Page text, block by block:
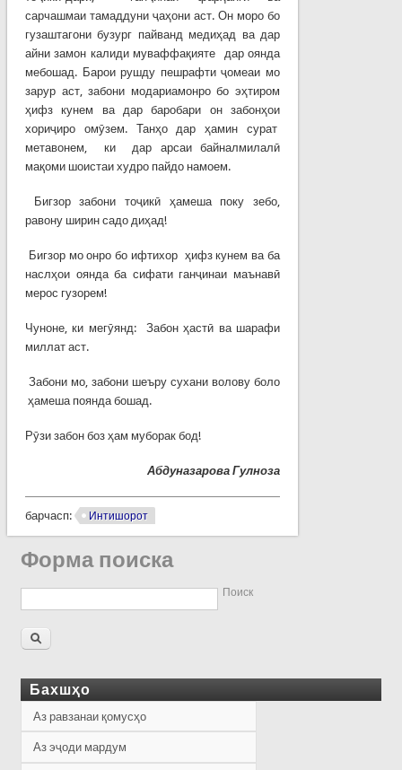
сарчашмаи тамаддуни ҷаҳони аст. Он моро бо
гузаштагони бузург пайванд медиҳад ва дар
айни замон калиди муваффақияте дар оянда
мебошад. Барои рушду пешрафти ҷомеаи мо
зарур аст, забони модариамонро бо эҳтиром
ҳифз кунем ва дар баробари он забонҳои
хориҷиро омӯзем. Танҳо дар ҳамин сурат
метавонем, ки дар арсаи байналмилалӣ
мақоми шоистаи худро пайдо намоем.
Бигзор забони тоҷикӣ ҳамеша поку зебо,
равону ширин садо диҳад!
Бигзор мо онро бо ифтихор ҳифз кунем ва ба
наслҳои оянда ба сифати ганҷинаи маънавӣ
мерос гузорем!
Чуноне, ки мегӯянд: Забон ҳастӣ ва шарафи
миллат аст.
Забони мо, забони шеъру сухани волову боло
ҳамеша поянда бошад.
Рӯзи забон боз ҳам муборак бод!
Абдуназарова Гулноза
барчасп: Интишорот
Форма поиска
Поиск
Бахшҳо
Аз равзанаи қомусҳо
Аз эҷоди мардум